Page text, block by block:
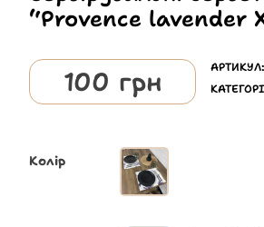
“Provence lavender
100 грн АРТИКУЛ:
Колір